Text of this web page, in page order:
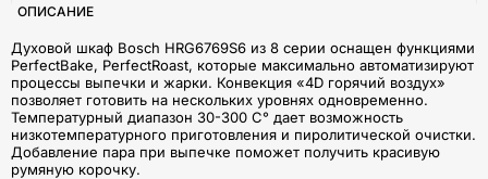
ОПИСАНИЕ
Духовой шкаф Bosch HRG6769S6 из 8 серии оснащен функциями
PerfectBake, PerfectRoast, которые максимально автоматизируют
процессы выпечки и жарки. Конвекция «4D горячий воздух»
позволяет готовить на нескольких уровнях одновременно.
Температурный диапазон 30-300 C° дает возможность
низкотемпературного приготовления и пиролитической очистки.
Добавление пара при выпечке поможет получить красивую
румяную корочку.